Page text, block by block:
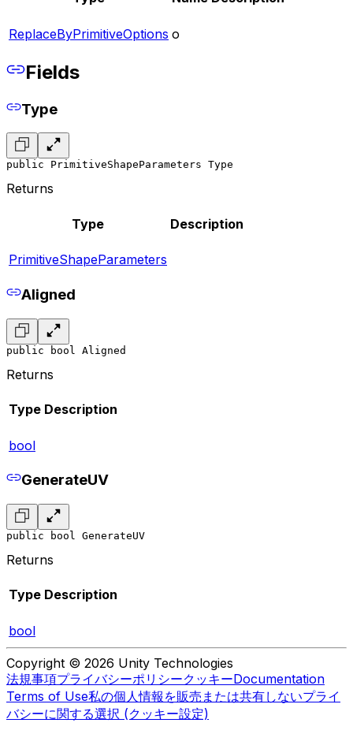
ReplaceByPrimitiveOptions o
Fields
Type
public PrimitiveShapeParameters Type
Returns
Type Description
PrimitiveShapeParameters
Aligned
public bool Aligned
Returns
Type Description
bool
GenerateUV
public bool GenerateUV
Returns
Type Description
bool
Copyright © 2026 Unity Technologies
法規事項プライバシーポリシークッキーDocumentation
Terms of Use私の個人情報を販売または共有しないプライ
バシーに関する選択 (クッキー設定)